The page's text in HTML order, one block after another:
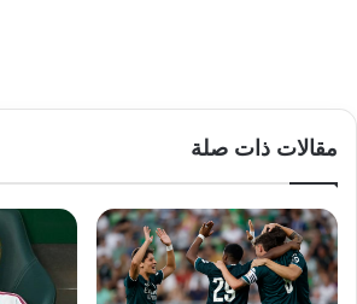
مقالات ذات صلة